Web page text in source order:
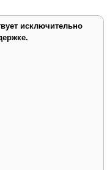
исключительно